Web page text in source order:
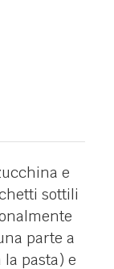
e
sottili
parte a
pasta) e